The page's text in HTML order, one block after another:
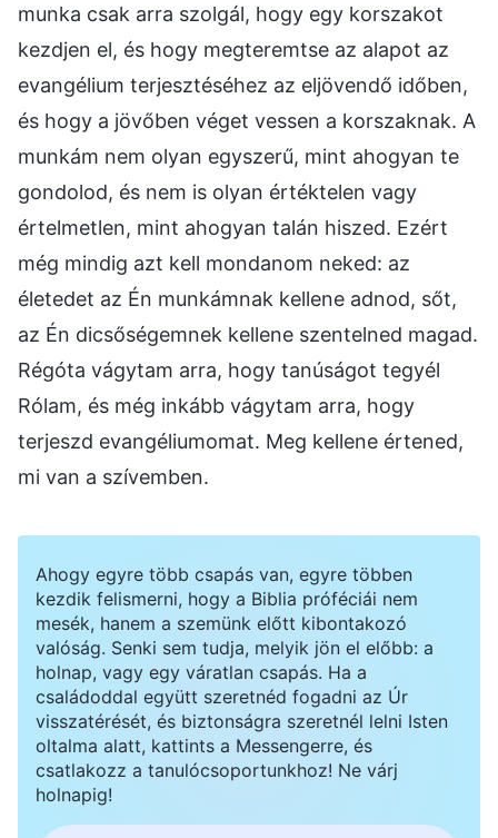
munka csak arra szolgál, hogy egy korszakot
kezdjen el, és hogy megteremtse az alapot az
evangélium terjesztéséhez az eljövendő időben,
és hogy a jövőben véget vessen a korszaknak. A
munkám nem olyan egyszerű, mint ahogyan te
gondolod, és nem is olyan értéktelen vagy
értelmetlen, mint ahogyan talán hiszed. Ezért
még mindig azt kell mondanom neked: az
életedet az Én munkámnak kellene adnod, sőt,
az Én dicsőségemnek kellene szentelned magad.
Régóta vágytam arra, hogy tanúságot tegyél
Rólam, és még inkább vágytam arra, hogy
terjeszd evangéliumomat. Meg kellene értened,
mi van a szívemben.
Ahogy egyre több csapás van, egyre többen
kezdik felismerni, hogy a Biblia próféciái nem
mesék, hanem a szemünk előtt kibontakozó
valóság. Senki sem tudja, melyik jön el előbb: a
holnap, vagy egy váratlan csapás. Ha a
családoddal együtt szeretnéd fogadni az Úr
visszatérését, és biztonságra szeretnél lelni Isten
oltalma alatt, kattints a Messengerre, és
csatlakozz a tanulócsoportunkhoz! Ne várj
holnapig!